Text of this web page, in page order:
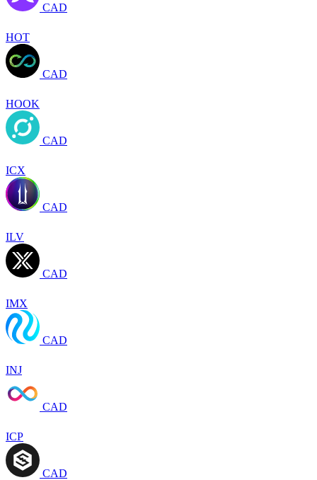
CAD
HOT
CAD
HOOK
CAD
ICX
CAD
ILV
CAD
IMX
CAD
INJ
CAD
ICP
CAD